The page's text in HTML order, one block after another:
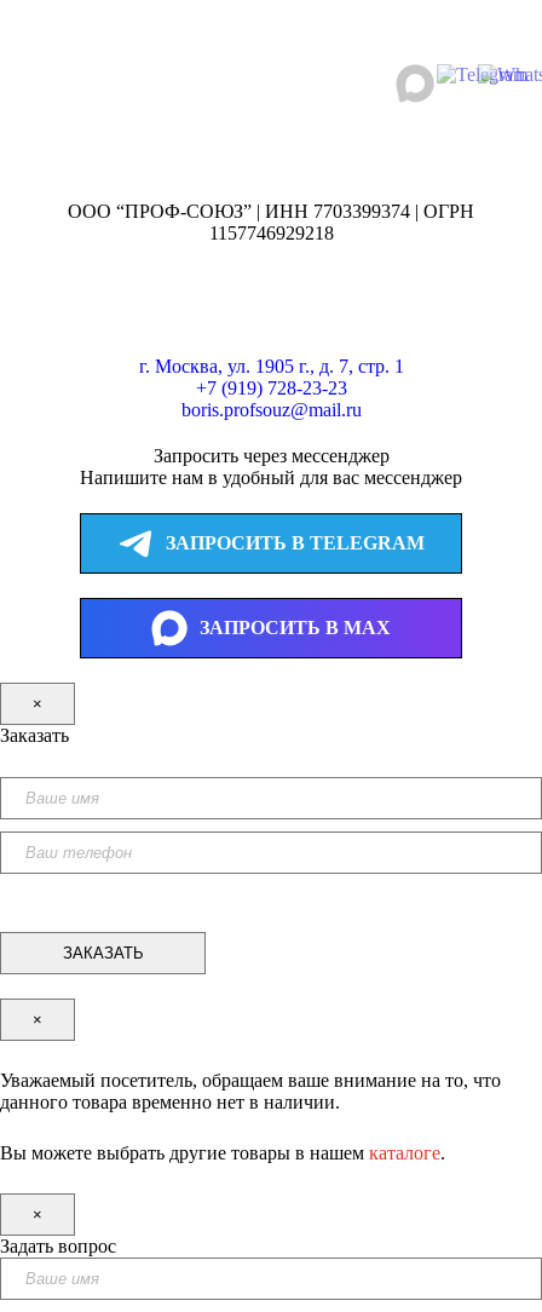
ООО “ПРОФ-СОЮЗ” | ИНН 7703399374 | ОГРН
1157746929218
г. Москва, ул. 1905 г., д. 7, стр. 1
+7 (919) 728-23-23
boris.profsouz@mail.ru
Запросить через мессенджер
Напишите нам в удобный для вас мессенджер
ЗАПРОСИТЬ В TELEGRAM
ЗАПРОСИТЬ В MAX
×
Заказать
×
Уважаемый посетитель, обращаем ваше внимание на то, что
данного товара временно нет в наличии.
Вы можете выбрать другие товары в нашем каталоге.
×
Задать вопрос